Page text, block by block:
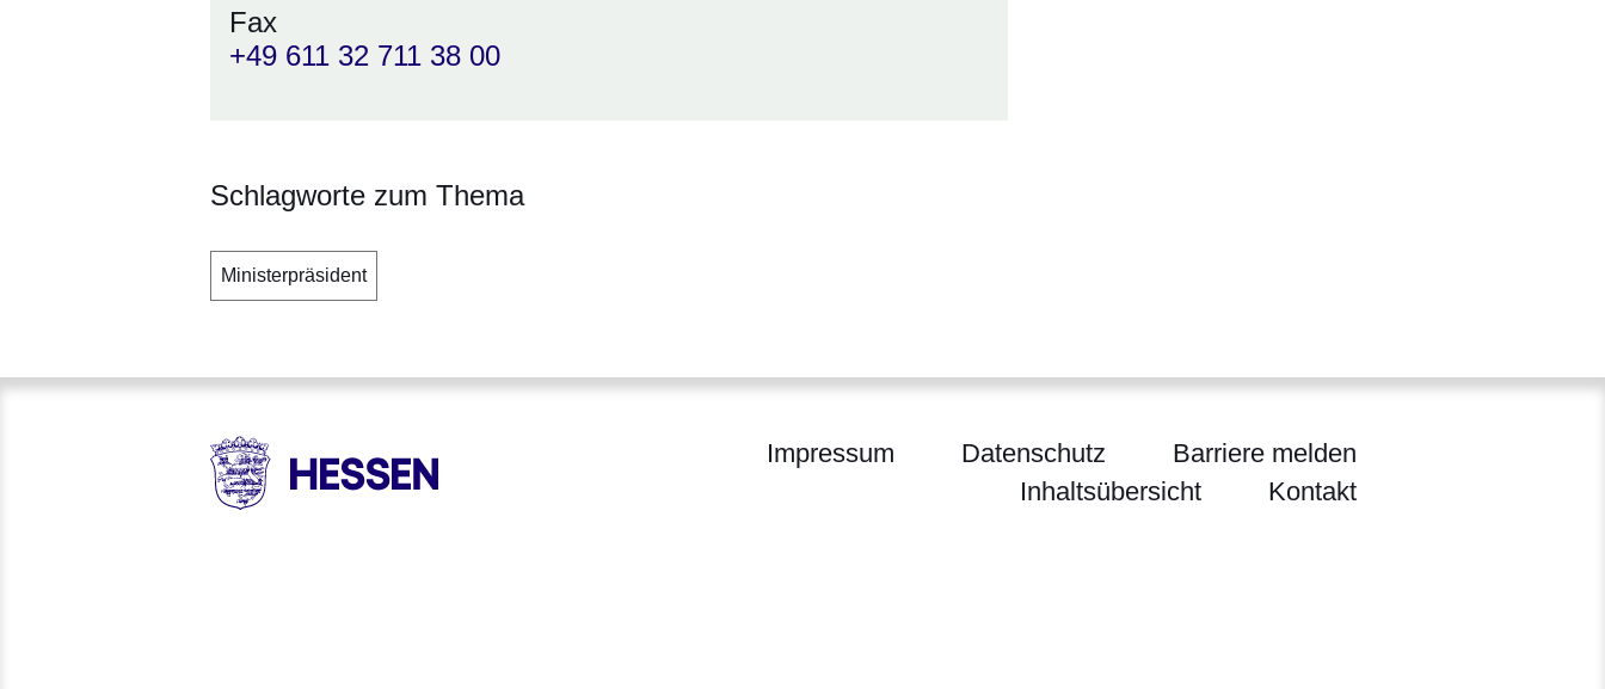
Fax
+49 611 32 711 38 00
Schlagworte zum Thema
Ministerpräsident
HESSEN - Hessische Landesregierung
Impressum Datenschutz
Barriere melden
Inhaltsübersicht
Kontakt